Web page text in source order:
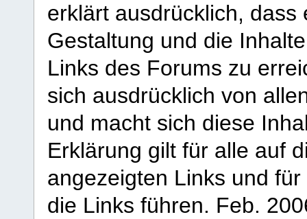
erklärt ausdrücklich,
Gestaltung und die
Links des Forums zu
sich ausdrücklich von
und macht sich diese
Erklärung gilt für alle auf
angezeigten Links und
die Links führen. Feb.